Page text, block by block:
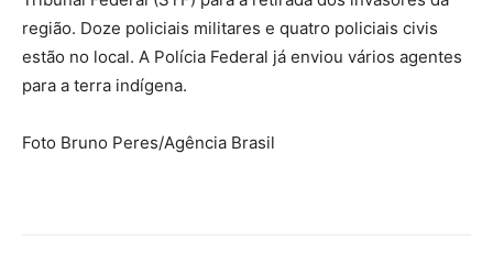
região. Doze policiais militares e quatro policiais civis
estão no local. A Polícia Federal já enviou vários agentes
para a terra indígena.
Foto Bruno Peres/Agência Brasil